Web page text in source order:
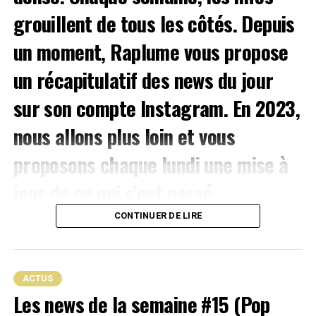
On
continue en prenant la route pour
événement qui prend de l’ampleur chaque année avec le
VYV Festival . Pour cette nouvelle édition, la
grouillent de tous les côtés. Depuis
un moment, Raplume vous propose
un récapitulatif des news du jour
sur soncompte Instagram. En 2023,
nous allons plus loin et vous
proposons chaque lundi une mise à
d’important dans le secteur.
L’article se clôture avec la liste des
nouvelles certifications délivrées
par le SNEP.
CONTINUER DE LIRE
ACTUS
Les news de la semaine #15 (Pop